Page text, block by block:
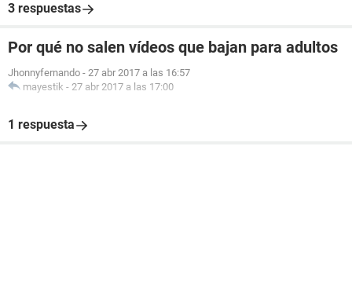
3 respuestas
Por qué no salen vídeos que bajan para adultos
Jhonnyfernando - 27 abr 2017 a las 16:57
mayestik - 27 abr 2017 a las 17:00
1 respuesta